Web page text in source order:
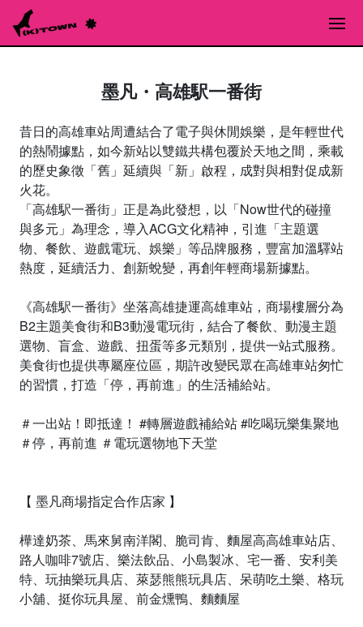
墨凡・高雄駅一番街
昔日的高雄車站周遭結合了電子與休閒娛樂，是年輕世代
的熱鬧據點，如今新站以雙鐵共構包覆於天地之間，乘載
的歷史象徵「舊」延續與「新」啟程，成對與相對促成新
火花。
「高雄駅一番街」正是為此發想，以「Now世代的碰撞
與多元」為理念，導入ACG文化精神，引進「主題選
物、餐飲、遊戲電玩、娛樂」等品牌服務，豐富加溫驛站
熱度，延續活力、創新蛻變，再創年輕商場新據點。
《高雄駅一番街》坐落高雄捷運高雄車站，商場樓層分為
B2主題美食街和B3動漫電玩街，結合了餐飲、動漫主題
選物、盲盒、遊戲、扭蛋等多元類別，提供一站式服務。
美食街也提供專屬座位區，期許改變民眾在高雄車站匆忙
的習慣，打造「停，再前進」的生活補給站。
＃一出站！即抵達！ #轉層遊戲補給站 #吃喝玩樂集聚地
＃停，再前進 ＃電玩選物地下天堂
【 墨凡商場指定合作店家 】
樺達奶茶、馬來舅南洋閣、脆司肯、麵屋高高雄車站店、
路人咖啡7號店、樂法飲品、小島製冰、宅一番、安利美
特、玩抽樂玩具店、萊瑟熊熊玩具店、呆萌吃土樂、格玩
小舖、挺你玩具屋、前金燻鴨、麵麵屋